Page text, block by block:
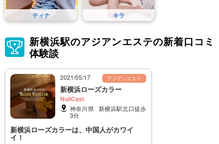
ティナ キラ
新横浜駅のアジアンエステの新着口コミ
体験談
2021/05/17 アジアンエステ
新横浜ローズカラー
NullCast
神奈川県
新横浜駅北口徒歩
3分
新横浜ローズカラーは、中国人がカワイ
イ！